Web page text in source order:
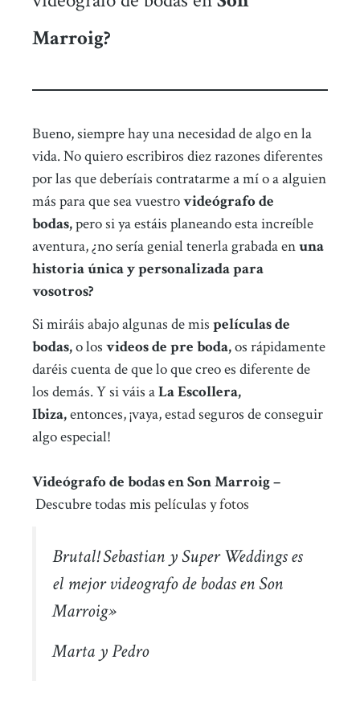
Marroig?
Bueno, siempre hay una necesidad de algo en la
vida. No quiero escribiros diez razones diferentes
por las que deberíais contratarme a mí o a alguien
más para que sea vuestrovideógrafo de
bodas,pero si ya estáis planeando esta increíble
aventura, ¿no sería genial tenerla grabada enuna
historia única y personalizada para
vosotros?
Si miráis abajo algunas de mis películas de
bodas,o los videos de pre boda,os rápidamente
daréis cuenta de que lo que creo es diferente de
los demás. Y si váis aLa Escollera,
Ibiza,entonces, ¡vaya, estad seguros de conseguir
algo especial!
Videógrafo de bodas en Son Marroig –
Descubre todas mis películas yfotos
Brutal! Sebastian y Super Weddings es
el mejor videografo de bodas en Son
Marroig»
Marta y Pedro